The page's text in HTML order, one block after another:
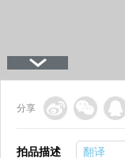
分享
拍品描述 翻译